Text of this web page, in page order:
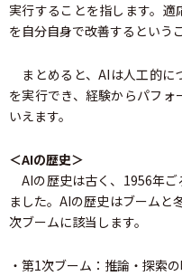
実行することを指します。
を自分自身で改善するという
まとめると、AIは人工的に
を実行でき、経験からパフ
いえます。
＜AIの歴史＞
AIの歴史は古く、1956年ご
ました。AIの歴史はブームと
次ブームに該当します。
・第1次ブーム：推論・探索